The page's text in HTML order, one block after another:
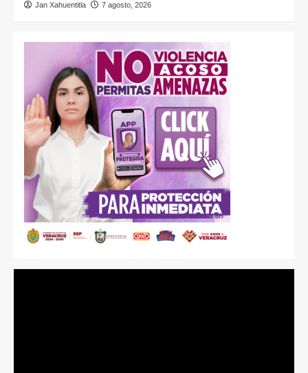
Jan Xahuentitla 7 agosto, 2026